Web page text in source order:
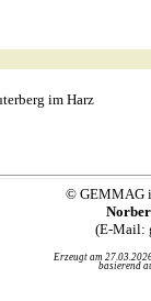
im Harz
© GEMMAG
(E-Mail:
Erzeugt am
basierend